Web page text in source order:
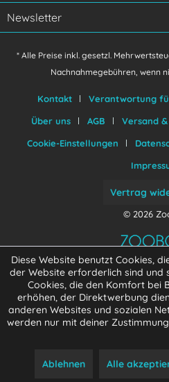
Newsletter
* Alle Preise inkl. gesetzl.
Nachnahmegebühren, wenn
Kontakt
Verantwortung
Über uns
AGB
Versand
Cookie-Einstellungen
Vertrag
© 2026
Diese Website benutzt Cookies,
der Website erforderlich sind und
Cookies, die den Komfort bei
erhöhen, der Direktwerbung
anderen Websites und sozialen
werden nur mit deiner
Ablehnen Alle